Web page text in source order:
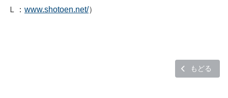
Ｌ： www.shotoen.net/）
もどる